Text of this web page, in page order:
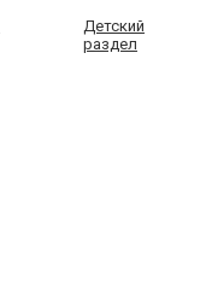
Детский
раздел